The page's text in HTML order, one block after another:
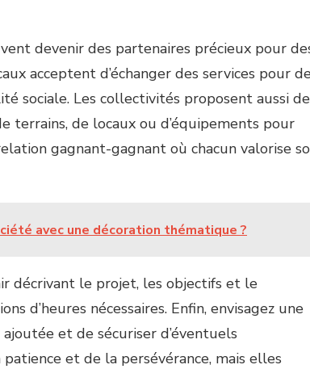
devenir des partenaires précieux pour
acceptent d’échanger des services pour
sociale. Les collectivités proposent aussi
terrains, de locaux ou d’équipements pour
gagnant-gagnant où chacun valorise
avec une décoration thématique ?
décrivant le projet, les objectifs et le
d’heures nécessaires. Enfin, envisagez une
et de sécuriser d’éventuels
et de la persévérance, mais elles